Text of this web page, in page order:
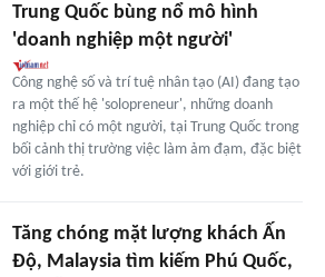
Trung Quốc bùng nổ mô hình
'doanh nghiệp một người'
Công nghệ số và trí tuệ nhân tạo (AI) đang tạo
ra một thế hệ 'solopreneur', những doanh
nghiệp chỉ có một người, tại Trung Quốc trong
bối cảnh thị trường việc làm ảm đạm, đặc biệt
với giới trẻ.
Tăng chóng mặt lượng khách Ấn
Độ, Malaysia tìm kiếm Phú Quốc,